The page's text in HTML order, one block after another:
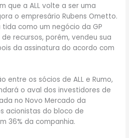
que a ALL volte a ser uma
o empresário Rubens Ometto.
como um negócio da GP
recursos, porém, vendeu sua
da assinatura do acordo com
entre os sócios de ALL e Rumo,
o aval dos investidores de
no Novo Mercado da
acionistas do bloco de
36% da companhia.